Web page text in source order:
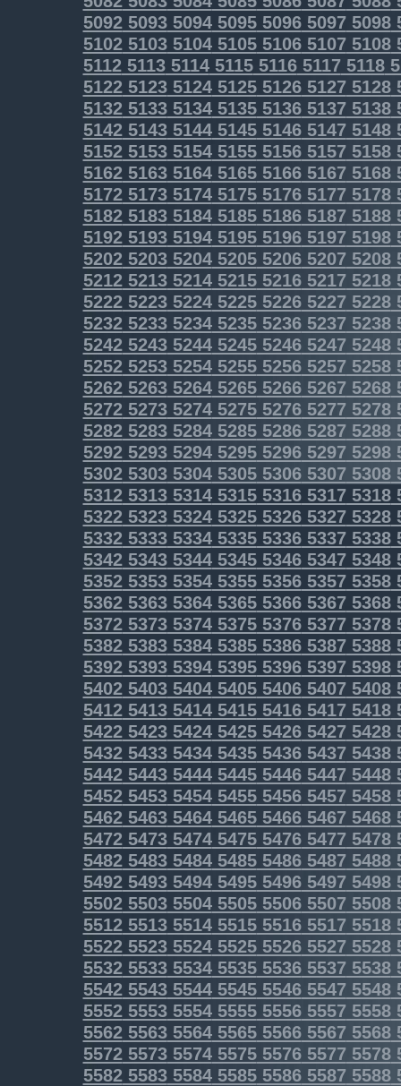
5092509350945095509650975098
5102510351045105510651075108
5112511351145115511651175118
5122512351245125512651275128
5132513351345135513651375138
5142514351445145514651475148
5152515351545155515651575158
5162516351645165516651675168
517251735174517551765177 5178
518251835184518551865187 5188
519251935194519551965197 5198
520252035204520552065207 5208
521252135214521552165217 5218
522252235224522552265227 5228
523252335234523552365237 5238
524252435244524552465247 5248
525252535254525552565257 5258
526252635264526552665267 5268
527252735274527552765277 5278
528252835284528552865287 5288
529252935294529552965297 5298
530253035304530553065307 5308
5312531353145315531653175318
5322532353245325532653275328
5332533353345335533653375338
5342534353445345534653475348
5352535353545355535653575358
5362536353645365536653675368
5372537353745375537653775378
5382538353845385538653875388
5392539353945395539653975398
5402540354045405540654075408
5412541354145415541654175418
5422542354245425542654275428
5432543354345435543654375438
5442544354445445544654475448
545254535454545554565457 5458
546254635464546554665467 5468
547254735474547554765477 5478
548254835484548554865487 5488
549254935494549554965497 5498
550255035504550555065507 5508
551255135514551555165517 5518
552255235524552555265527 5528
553255335534553555365537 5538
554255435544554555465547 5548
555255535554555555565557 5558
556255635564556555665567 5568
557255735574557555765577 5578
558255835584558555865587 5588